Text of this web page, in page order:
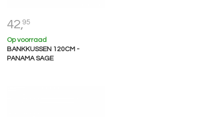
42,95
Op voorraad
BANKKUSSEN 120CM -
PANAMA SAGE